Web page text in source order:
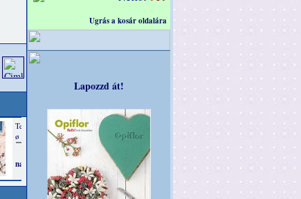
Ugrás a kosár oldalára
Lapozzd át!